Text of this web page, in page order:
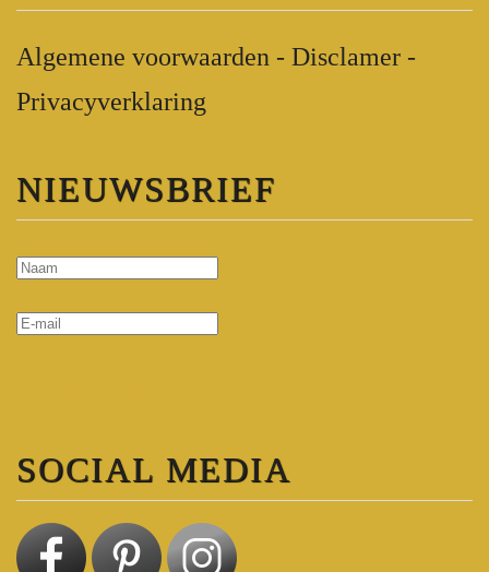
Algemene voorwaarden - Disclamer -
Privacyverklaring
NIEUWSBRIEF
SOCIAL MEDIA